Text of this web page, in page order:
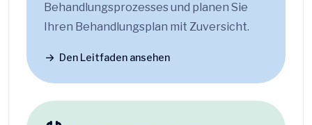
Behandlungsprozesses und planen Sie
Ihren Behandlungsplan mit Zuversicht.
Den Leitfaden ansehen